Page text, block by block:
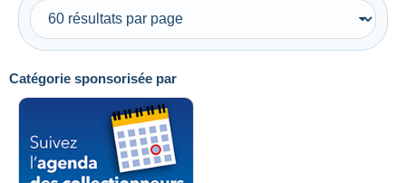
Uniquement en réduction
PayPal
Virement bancaire
Visa
Mastercard
Catégorie sponsorisée par